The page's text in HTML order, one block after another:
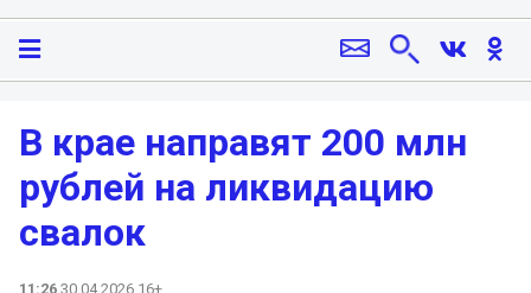
В крае направят 200 млн
рублей на ликвидацию
свалок
11:26 30.04.2026 16+